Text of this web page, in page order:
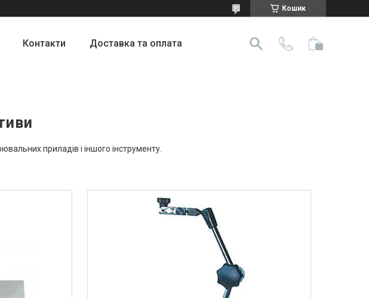
Кошик
Контакти Доставка та оплата
приладів і іншого інструменту.